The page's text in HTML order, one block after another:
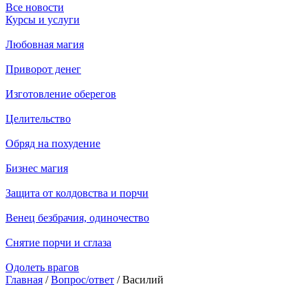
Все новости
Курсы и услуги
Любовная магия
Приворот денег
Изготовление оберегов
Целительство
Обряд на похудение
Бизнес магия
Защита от колдовства и порчи
Венец безбрачия, одиночество
Снятие порчи и сглаза
Одолеть врагов
Главная /Вопрос/ответ / Василий